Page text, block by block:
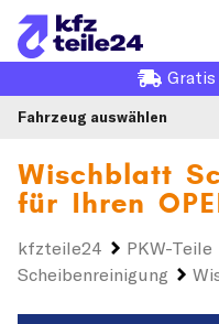
Gratis
Fahrzeug auswählen
Wischblatt
für Ihren
kfzteile24 PKW-Teile
Scheibenreinigung